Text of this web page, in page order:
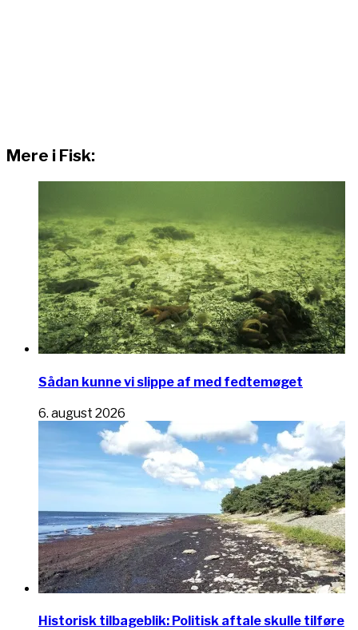
Mere i Fisk:
Sådan kunne vi slippe af med fedtemøget
6. august 2026
Historisk tilbageblik: Politisk aftale skulle tilføre